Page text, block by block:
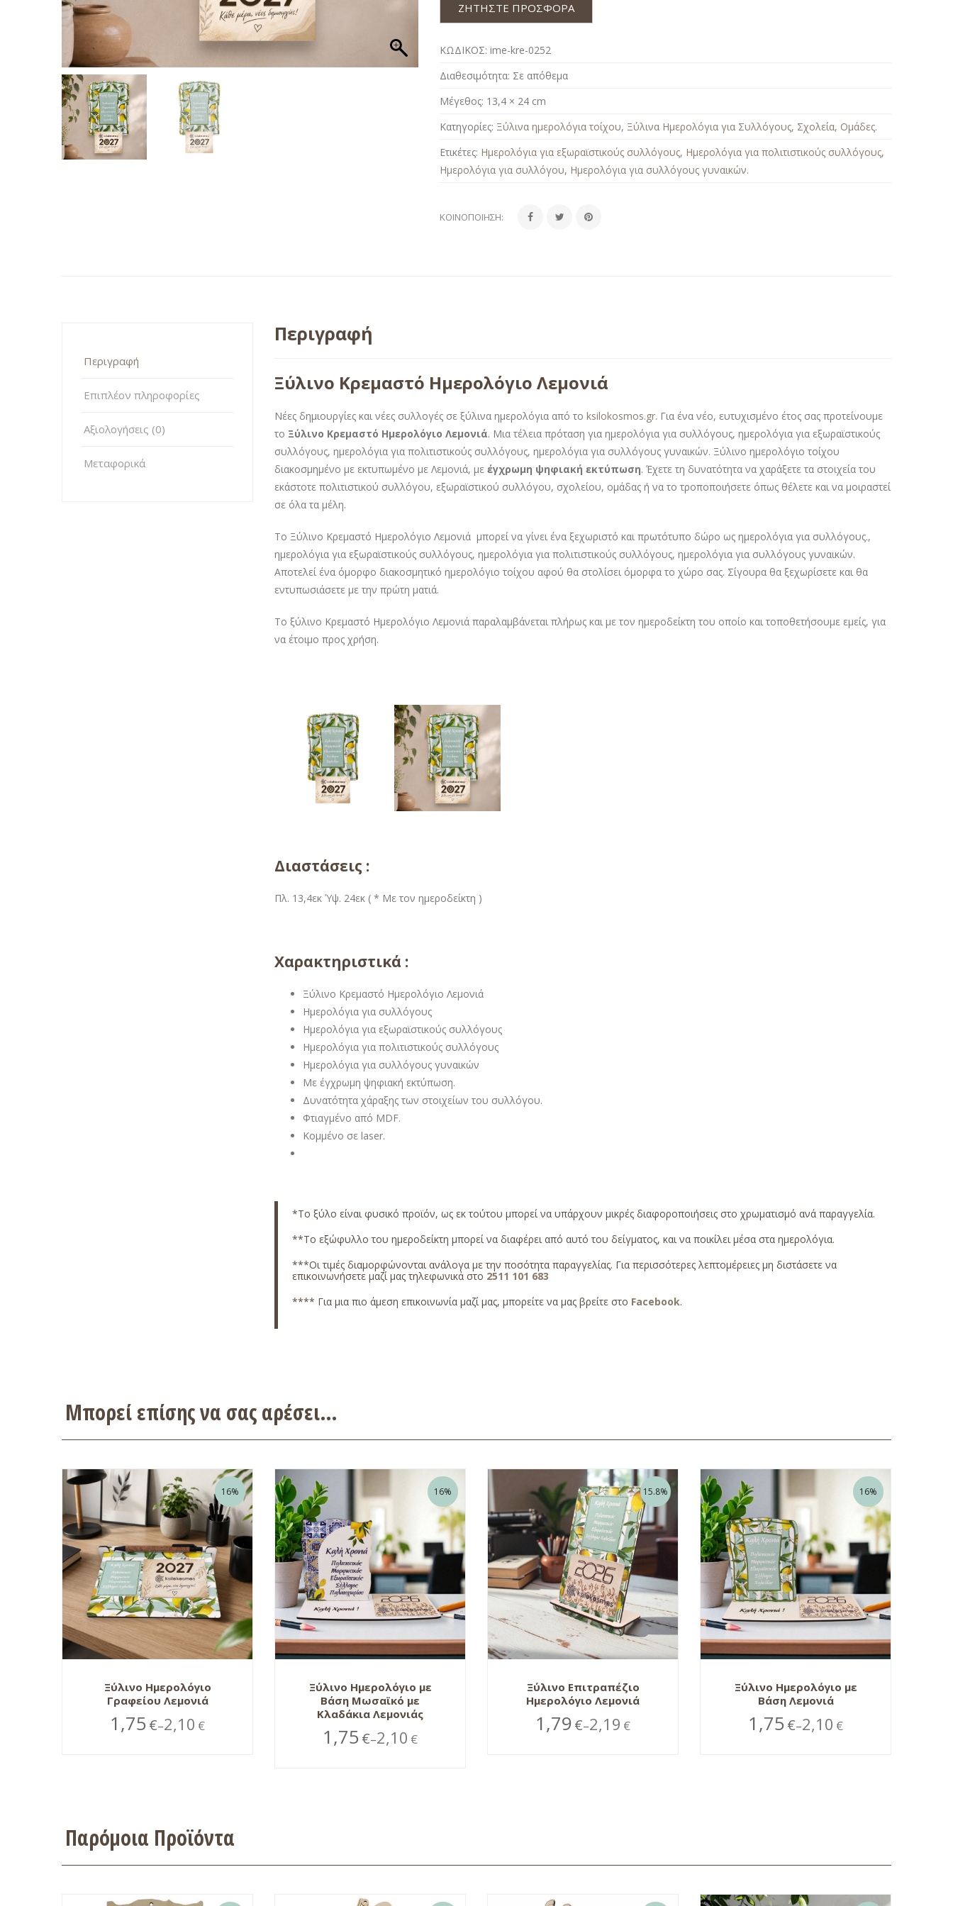
ΖΗΤΗΣΤΕ ΠΡΟΣΦΟΡΑ
ΚΩΔΙΚΟΣ: ime-kre-0252
Διαθεσιμότητα: Σε απόθεμα
Μέγεθος: 13,4 × 24 cm
Κατηγορίες: Ξύλινα ημερολόγια τοίχου, Ξύλινα Ημερολόγια για Συλλόγους, Σχολεία, Ομάδες.
Ετικέτες: Ημερολόγια για εξωραϊστικούς συλλόγους, Ημερολόγια για πολιτιστικούς συλλόγους,
Ημερολόγια για συλλόγου, Ημερολόγια για συλλόγους γυναικών.
ΚΟΙΝΟΠΟΊΗΣΗ:
Περιγραφή
Επιπλέον πληροφορίες
Αξιολογήσεις (0)
Μεταφορικά
Περιγραφή
Ξύλινο Κρεμαστό Ημερολόγιο Λεμονιά
Νέες δημιουργίες και νέες συλλογές σε ξύλινα ημερολόγια από το ksilokosmos.gr. Για ένα νέο, ευτυχισμένο έτος σας προτείνουμε
το Ξύλινο Κρεμαστό Ημερολόγιο Λεμονιά. Μια τέλεια πρόταση για ημερολόγια για συλλόγους, ημερολόγια για εξωραϊστικούς
συλλόγους, ημερολόγια για πολιτιστικούς συλλόγους, ημερολόγια για συλλόγους γυναικών. Ξύλινο ημερολόγιο τοίχου
διακοσμημένο με εκτυπωμένο με Λεμονιά, με έγχρωμη ψηφιακή εκτύπωση. Έχετε τη δυνατότητα να χαράξετε τα στοιχεία του
εκάστοτε πολιτιστικού συλλόγου, εξωραϊστικού συλλόγου, σχολείου, ομάδας ή να το τροποποιήσετε όπως θέλετε και να μοιραστεί
σε όλα τα μέλη.
Το Ξύλινο Κρεμαστό Ημερολόγιο Λεμονιά μπορεί να γίνει ένα ξεχωριστό και πρωτότυπο δώρο ως ημερολόγια για συλλόγους.,
ημερολόγια για εξωραϊστικούς συλλόγους, ημερολόγια για πολιτιστικούς συλλόγους, ημερολόγια για συλλόγους γυναικών.
Αποτελεί ένα όμορφο διακοσμητικό ημερολόγιο τοίχου αφού θα στολίσει όμορφα το χώρο σας. Σίγουρα θα ξεχωρίσετε και θα
εντυπωσιάσετε με την πρώτη ματιά.
Το ξύλινο Κρεμαστό Ημερολόγιο Λεμονιά παραλαμβάνεται πλήρως και με τον ημεροδείκτη του οποίο και τοποθετήσουμε εμείς, για
να έτοιμο προς χρήση.
Διαστάσεις :
Πλ. 13,4εκ Ύψ. 24εκ ( * Με τον ημεροδείκτη )
Χαρακτηριστικά :
Ξύλινο Κρεμαστό Ημερολόγιο Λεμονιά
Ημερολόγια για συλλόγους
Ημερολόγια για εξωραϊστικούς συλλόγους
Ημερολόγια για πολιτιστικούς συλλόγους
Ημερολόγια για συλλόγους γυναικών
Με έγχρωμη ψηφιακή εκτύπωση.
Δυνατότητα χάραξης των στοιχείων του συλλόγου.
Φτιαγμένο από MDF.
Κομμένο σε laser.
*Το ξύλο είναι φυσικό προϊόν, ως εκ τούτου μπορεί να υπάρχουν μικρές διαφοροποιήσεις στο χρωματισμό ανά παραγγελία.
**Το εξώφυλλο του ημεροδείκτη μπορεί να διαφέρει από αυτό του δείγματος, και να ποικίλει μέσα στα ημερολόγια.
***Οι τιμές διαμορφώνονται ανάλογα με την ποσότητα παραγγελίας. Για περισσότερες λεπτομέρειες μη διστάσετε να
επικοινωνήσετε μαζί μας τηλεφωνικά στο 2511 101 683
**** Για μια πιο άμεση επικοινωνία μαζί μας, μπορείτε να μας βρείτε στο Facebook.
Μπορεί επίσης να σας αρέσει…
16%
Ξύλινο Ημερολόγιο
Γραφείου Λεμονιά
1,75 €–2,10 €
16%
Ξύλινο Ημερολόγιο με
Βάση Μωσαϊκό με
Κλαδάκια Λεμονιάς
1,75 €–2,10 €
15.8%
Ξύλινο Επιτραπέζιο
Ημερολόγιο Λεμονιά
1,79€–2,19 €
16%
Ξύλινο Ημερολόγιο με
Βάση Λεμονιά
1,75 €–2,10 €
Παρόμοια Προϊόντα